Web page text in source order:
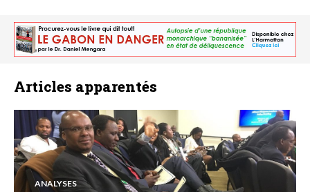
Articles apparentés
ANALYSES